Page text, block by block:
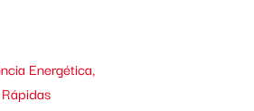
Energética,